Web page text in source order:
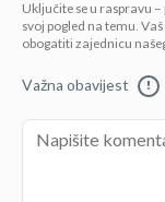
Uključite se u raspravu
svoj pogled na temu.
obogatiti zajednicu
Važna obavijest !